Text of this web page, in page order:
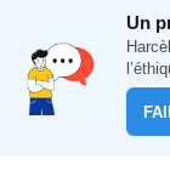
Un